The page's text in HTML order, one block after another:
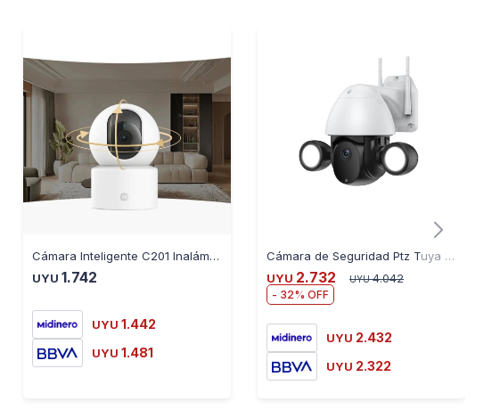
Cámara Inteligente C201 Inalámbrica 360° 1080p Visión Noct.
UYU 1.742
UYU 1.442
UYU 1.481
Cámara de Seguridad Ptz Tuya Smart Wifi SM-C38A
UYU 2.732 UYU 4.042
32
UYU 2.432
UYU 2.322